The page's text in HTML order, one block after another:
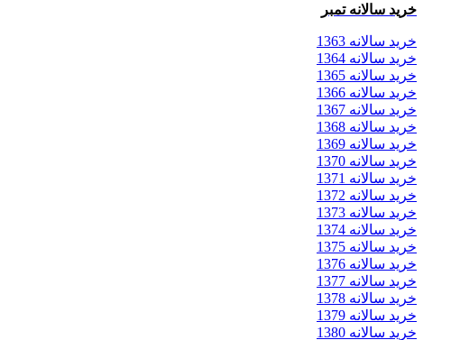
خرید سالانه تمبر
خرید سالانه 1363
خرید سالانه 1364
خرید سالانه 1365
خرید سالانه 1366
خرید سالانه 1367
خرید سالانه 1368
خرید سالانه 1369
خرید سالانه 1370
خرید سالانه 1371
خرید سالانه 1372
خرید سالانه 1373
خرید سالانه 1374
خرید سالانه 1375
خرید سالانه 1376
خرید سالانه 1377
خرید سالانه 1378
خرید سالانه 1379
خرید سالانه 1380